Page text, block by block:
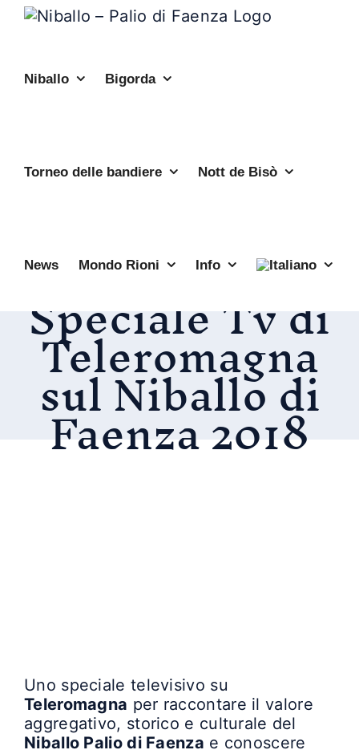
Salta
Niballo Bigorda
Torneo delle bandiere Nott de Bisò
News Mondo Rioni Info
Speciale Tv di
Teleromagna
sul Niballo di
Faenza 2018
Uno speciale televisivo su
Teleromagna per raccontare il valore
aggregativo, storico e culturale del
Niballo Palio di Faenza e conoscere